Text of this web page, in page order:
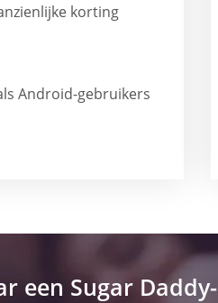
korting
Android-gebruikers
een Sugar